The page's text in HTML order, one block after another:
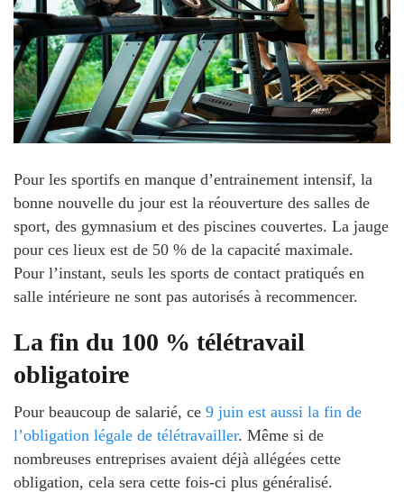
Pour les sportifs en manque d’entrainement intensif, la
bonne nouvelle du jour est la réouverture des salles de
sport, des gymnasium et des piscines couvertes. La jauge
pour ces lieux est de 50 % de la capacité maximale.
Pour l’instant, seuls les sports de contact pratiqués en
salle intérieure ne sont pas autorisés à recommencer.
La fin du 100 % télétravail
obligatoire
Pour beaucoup de salarié, ce 9 juin est aussi la fin de
l’obligation légale de télétravailler. Même si de
nombreuses entreprises avaient déjà allégées cette
obligation, cela sera cette fois-ci plus généralisé.